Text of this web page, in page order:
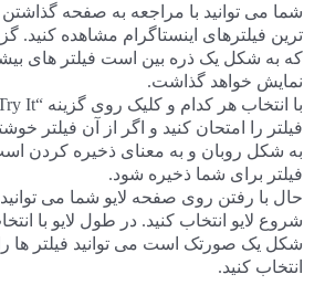
شما می توانید با مراجعه به صفحه
ترین فیلترهای اینستاگرام مشاهده کنید.
که به شکل یک ذره بین است فیلتر های
نمایش خواهد گذاشت.
فیلتر را امتحان کنید و اگر از آن فیلتر
به شکل روبان و به معنای ذخیره کردن است
فیلتر برای شما ذخیره شود.
حال با رفتن روی صفحه لایو شما می توانید
شروع لایو انتخاب کنید. در طول لایو با
شکل یک صورتک است می توانید فیلتر ها را
انتخاب کنید.